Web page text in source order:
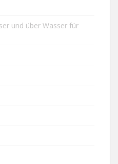
und über Wasser für